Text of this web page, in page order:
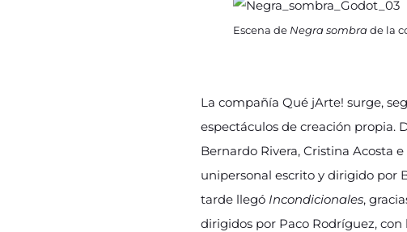
Escena deNegra sombrade la
La compañía Qué jArte! surge,
espectáculos de creación propia.
Bernardo Rivera, Cristina Acosta
unipersonal escrito y dirigido por
tarde llegó Incondicionales,
dirigidos por Paco Rodríguez,